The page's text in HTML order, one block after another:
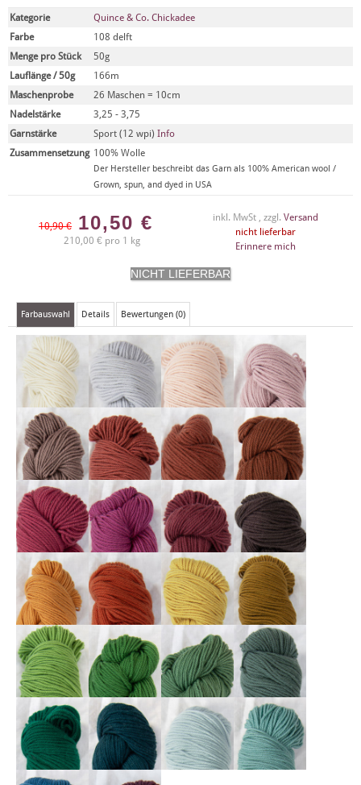
Kategorie
Quince & Co. Chickadee
Farbe
108 delft
Menge pro Stück
50g
Lauflänge / 50g
166m
Maschenprobe
26 Maschen = 10cm
Nadelstärke
3,25 - 3,75
Garnstärke
Sport (12 wpi) Info
Zusammensetzung 100% Wolle
Der Hersteller beschreibt das Garn als 100% American wool /
Grown, spun, and dyed in USA
10,90 € 10,50 €
210,00 € pro 1 kg
inkl. MwSt , zzgl. Versand
nicht lieferbar
Erinnere mich
Farbauswahl Details Bewertungen (0)